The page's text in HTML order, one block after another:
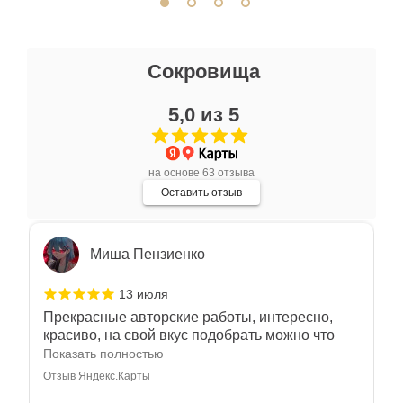
Сокровища
5,0 из 5
на основе 63 отзыва
Оставить отзыв
Очень большой выбор украшений! Каждое -
индивидуально и завораживает своей
красотой! Трудно не купить всё! Спасибо!
Отзыв Яндекс.Карты
Миша Пензиенко
13 июля
Прекрасные авторские работы, интересно,
красиво, на свой вкус подобрать можно что
угодно
Показать полностью
Отзыв Яндекс.Карты